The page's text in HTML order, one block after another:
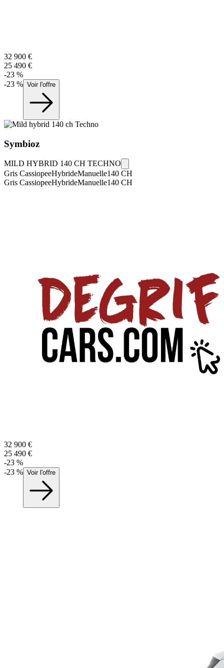
32 900 €
25 490 €
-23 %
-23 % Voir l'offre
Symbioz
MILD HYBRID 140 CH TECHNO
Gris CassiopeeHybrideManuelle140 CH
Gris CassiopeeHybrideManuelle140 CH
32 900 €
25 490 €
-23 %
-23 % Voir l'offre